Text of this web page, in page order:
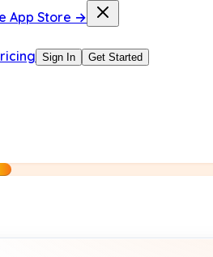
App Store →
Sign In Get Started